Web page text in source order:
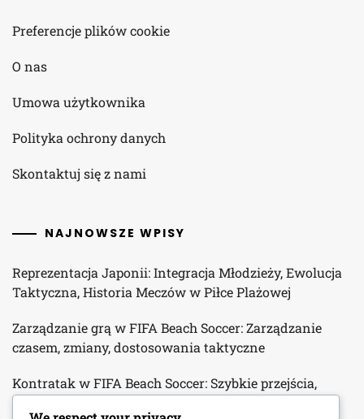
Preferencje plików cookie
O nas
Umowa użytkownika
Polityka ochrony danych
Skontaktuj się z nami
NAJNOWSZE WPISY
Reprezentacja Japonii: Integracja Młodzieży, Ewolucja
Taktyczna, Historia Meczów w Piłce Plażowej
Zarządzanie grą w FIFA Beach Soccer: Zarządzanie
czasem, zmiany, dostosowania taktyczne
Kontratak w FIFA Beach Soccer: Szybkie przejścia,
wykorzystywanie słabości, wykonanie